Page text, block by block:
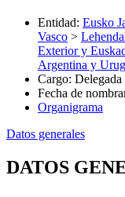
Entidad: Eusko
Vasco >
Exterior y
Argentina y
Cargo:
Fecha de
Organigrama
Datos generales
DATOS